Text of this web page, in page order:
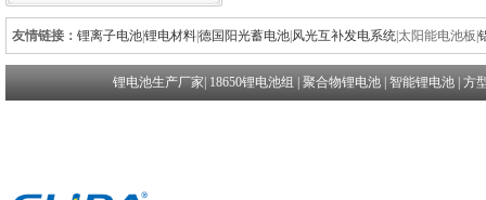
友情链接： 锂离子电池锂电材料德国阳光蓄电池 风光互补发电系统 太阳能电池板
锂电池生产厂家 18650锂电池组 聚合物锂电池| 智能锂电池| 方